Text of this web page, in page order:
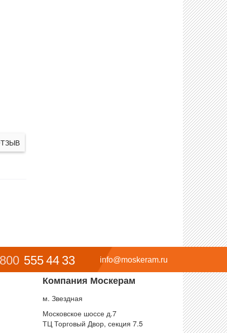
info@moskeram.ru
555 44 33
Компания Москерам
м. Звездная
Московское шоссе д.7
ТЦ Торговый Двор, секция 7.5